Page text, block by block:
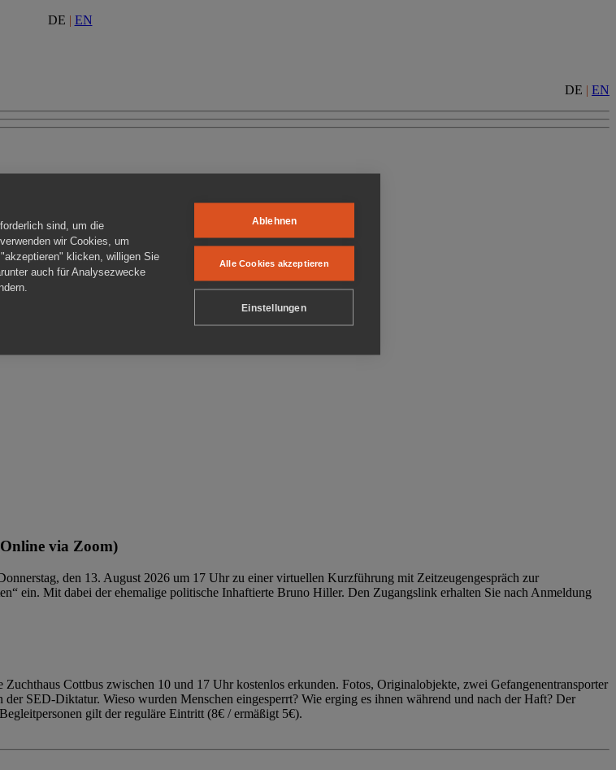
DE | EN
DE | EN
via Zoom)
den 13. August 2026 um 17 Uhr zu einer virtuellen Kurzführung mit Zeitzeugengespräch zur
ein. Mit dabei der ehemalige politische Inhaftierte Bruno Hiller. Den Zugangslink erhalten Sie nach Anmeldung
Cottbus zwischen 10 und 17 Uhr kostenlos erkunden. Fotos, Originalobjekte, zwei Gefangenentransporter
SED-Diktatur. Wieso wurden Menschen eingesperrt? Wie erging es ihnen während und nach der Haft? Der
gilt der reguläre Eintritt (8€ / ermäßigt 5€).
sind, um die
wir Cookies, um
klicken, willigen Sie
auch für Analysezwecke
Ablehnen
Alle Cookies akzeptieren
Einstellungen